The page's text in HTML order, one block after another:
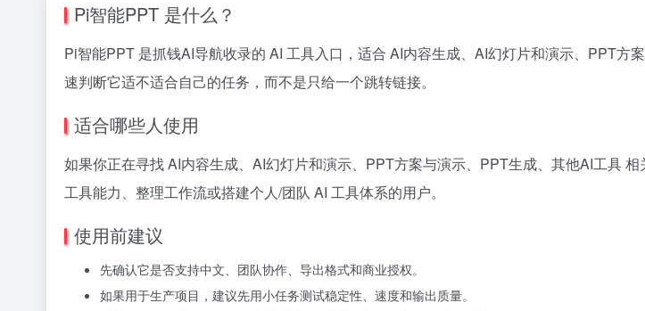
Pi智能PPT 是什么？
Pi智能PPT 是抓钱AI导航收录的 AI 工具入口，适合 AI内容生成、AI幻灯片和演示、PPT
速判断它适不适合自己的任务，而不是只给一个跳转链接。
适合哪些人使用
如果你正在寻找 AI内容生成、AI幻灯片和演示、PPT方案与演示、PPT生成、其他AI工具
工具能力、整理工作流或搭建个人/团队 AI 工具体系的用户。
使用前建议
先确认它是否支持中文、团队协作、导出格式和商业授权。
如果用于生产项目，建议先用小任务测试稳定性、速度和输出质量。